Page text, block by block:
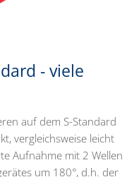
- viele
auf dem S-Standard
vergleichsweise leicht
Aufnahme mit 2 Wellen
um 180°, d.h. der